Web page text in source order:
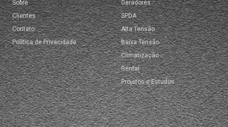
Sobre
Clientes
Contato
Política de Privacidade
Geradores
SPDA
Alta Tensão
Baixa Tensão
Climatização
Rental
Projetos e Estudos